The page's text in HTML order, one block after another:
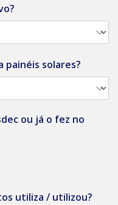
painéis solares?
ou já o fez no
utiliza / utilizou?